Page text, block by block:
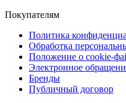
Покупателям
Политика
Обработка
Положение о cookie-
Электронное
Бренды
Публичный договор